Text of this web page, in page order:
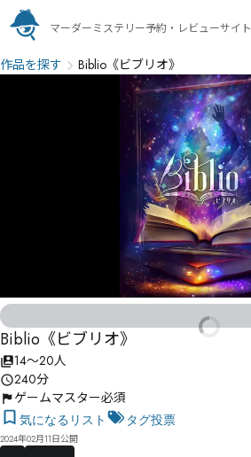
マーダーミステリー予約・レビューサイト
作品を探す Biblio《ビブリオ》
Biblio《ビブリオ》
14〜20人
240分
ゲームマスター必須
気になるリスト タグ投票
2024年02月11日公開